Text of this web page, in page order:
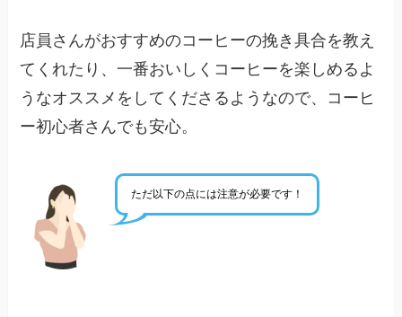
店員さんがおすすめのコーヒーの挽き具合を教え
てくれたり、一番おいしくコーヒーを楽しめるよ
うなオススメをしてくださるようなので、コーヒ
ー初心者さんでも安心。
ただ以下の点には注意が必要です！